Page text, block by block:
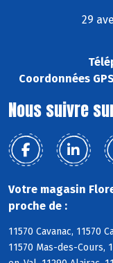
29
Coordonnées
Nous suivre
Votre magasin
proche de :
11570 Cavanac, 11570
11570 Mas-des-Cours,